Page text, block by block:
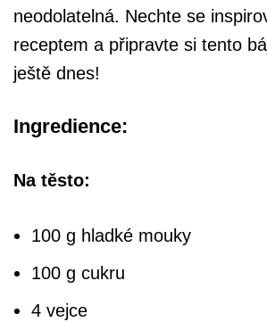
neodolatelná. Nechte se
receptem a připravte si tento
ještě dnes!
Ingredience:
Na těsto:
100 g hladké mouky
100 g cukru
4 vejce